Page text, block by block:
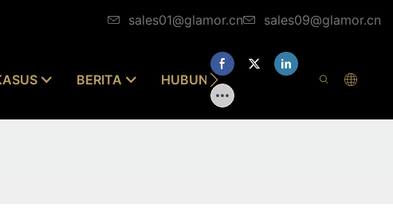
sales01@glamor.cn sales09@glamor.cn
BERITA HUBUNGI KAMI